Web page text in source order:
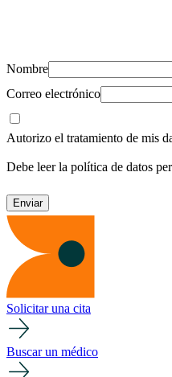
Nombre
Correo electrónico
Autorizo el tratamiento de mis
Debe leer la política de datos
Solicitar una cita
Buscar un médico